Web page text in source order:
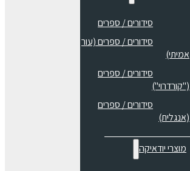
סידורים / ספרים
⁠סידורים / ספרים (עור
אמיתי)
סידורים / ספרים
("קורדרוי")
סידורים / ספרים
(אנגלית)
מוצרי יודאיקה